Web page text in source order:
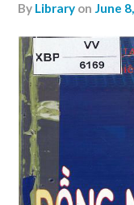
by Library on June